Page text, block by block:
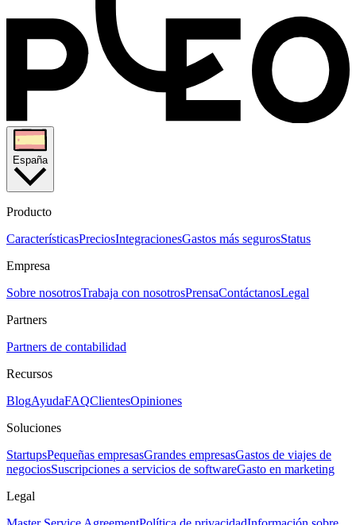
España
Producto
CaracterísticasPreciosIntegracionesGastos más segurosStatus
Empresa
Sobre nosotrosTrabaja con nosotrosPrensaContáctanosLegal
Partners
Partners de contabilidad
Recursos
BlogAyudaFAQClientesOpiniones
Soluciones
StartupsPequeñas empresasGrandes empresasGastos de viajes de
negociosSuscripciones a servicios de softwareGasto en marketing
Legal